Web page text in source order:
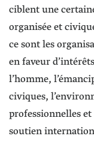
ciblent une
organisée et
ce sont les
en faveur
l’homme,
civiques,
professionnelles
soutien